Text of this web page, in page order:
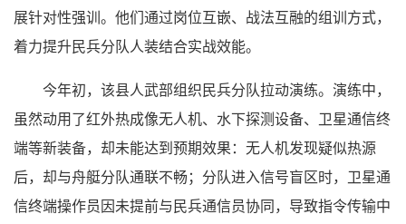
展针对性强训。他们通过岗位互嵌、战法互融的组训方式，
着力提升民兵分队人装结合实战效能。
今年初，该县人武部组织民兵分队拉动演练。演练中，
虽然动用了红外热成像无人机、水下探测设备、卫星通信终
端等新装备，却未能达到预期效果：无人机发现疑似热源
后，却与舟艇分队通联不畅；分队进入信号盲区时，卫星通
信终端操作员因未提前与民兵通信员协同，导致指令传输中